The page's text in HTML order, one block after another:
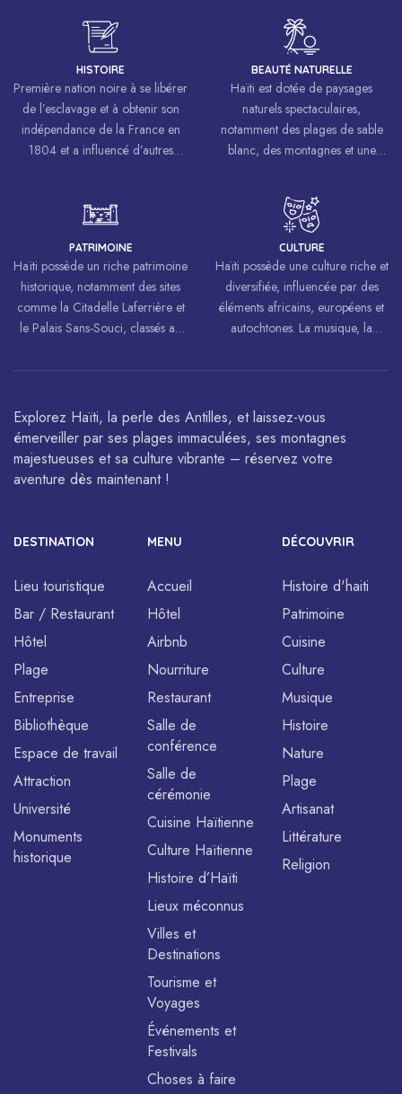
HISTOIRE
Première nation noire à se libérer
de l’esclavage et à obtenir son
indépendance de la France en
1804 et a influencé d’autres
luttes pour la liberté et l’égalité.
BEAUTÉ NATURELLE
Haïti est dotée de paysages
naturels spectaculaires,
notamment des plages de sable
blanc, des montagnes et une
PATRIMOINE
Haïti possède un riche patrimoine
historique, notamment des sites
comme la Citadelle Laferrière et
le Palais Sans-Souci, classés au
l’UNESCO.
CULTURE
Haïti possède une culture riche et
diversifiée, influencée par des
éléments africains, européens et
autochtones. La musique, la
sont célébrés à travers le monde.
Explorez Haïti, la perle des Antilles, et laissez-vous
émerveiller par ses plages immaculées, ses montagnes
majestueuses et sa culture vibrante – réservez votre
aventure dès maintenant !
DESTINATION
Lieu touristique
Bar / Restaurant
Hôtel
Plage
Entreprise
Bibliothèque
Espace de travail
Attraction
Université
Monuments
historique
MENU
Accueil
Hôtel
Airbnb
Nourriture
Restaurant
Salle de
conférence
Salle de
cérémonie
Cuisine Haïtienne
Culture Haïtienne
Histoire d’Haïti
Lieux méconnus
Villes et
Destinations
Tourisme et
Voyages
Événements et
Festivals
Choses à faire
DÉCOUVRIR
Histoire d'haiti
Patrimoine
Cuisine
Culture
Musique
Histoire
Nature
Plage
Artisanat
Littérature
Religion